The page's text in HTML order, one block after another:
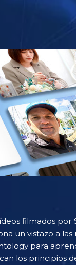
filmados
un vistazo a
para
los principios